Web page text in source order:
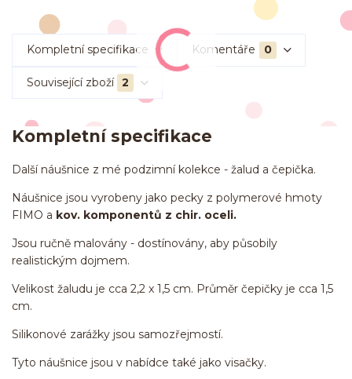
Kompletní specifikace Komentáře 0
Související zboží 2
Kompletní specifikace
Další náušnice z mé podzimní kolekce - žalud a čepička.
Náušnice jsou vyrobeny jako pecky z polymerové hmoty
FIMO a kov. komponentů z chir. oceli.
Jsou ručně malovány - dostínovány, aby působily
realistickým dojmem.
Velikost žaludu je cca 2,2 x 1,5 cm. Průměr čepičky je cca 1,5
cm.
Silikonové zarážky jsou samozřejmostí.
Tyto náušnice jsou v nabídce také jako visačky.